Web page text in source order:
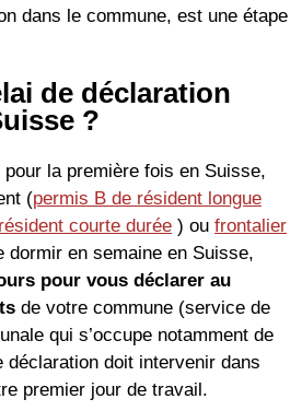
dans le commune, est une étape
de déclaration
?
la première fois en Suisse,
(permis B de résident longue
courte durée ) ou frontalier
dormir en semaine en Suisse,
pour vous déclarer au
de votre commune (service de
qui s’occupe notamment de
déclaration doit intervenir dans
premier jour de travail.